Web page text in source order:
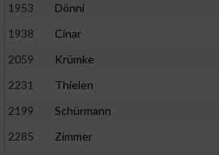
1953
Dönni
1938
Cinar
2059
Krümke
2231
Thielen
2199
Schürmann
2285
Zimmer